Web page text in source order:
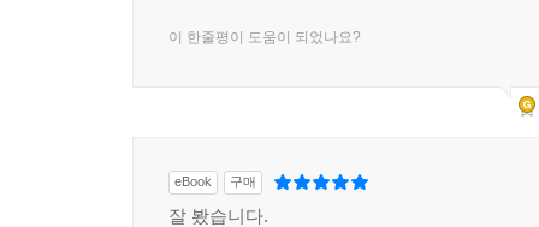
이 한줄평이 도움이 되었나요?
eBook 구매
잘 봤습니다.